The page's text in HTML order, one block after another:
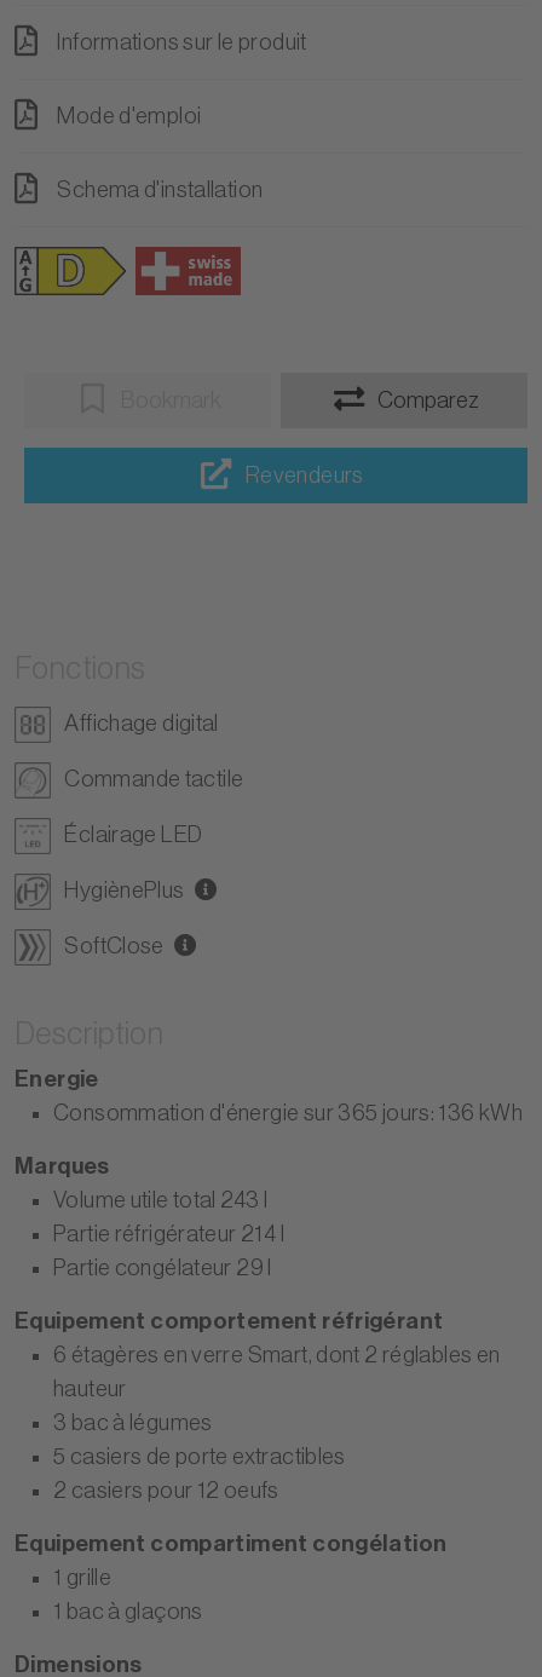
Informations sur le produit
Mode d'emploi
Schema d'installation
Comparez
Revendeurs
Affichage digital
Commande tactile
Éclairage LED
HygiènePlus
SoftClose
Energie
Consommation d'énergie sur 365 jours: 136 kWh
Marques
Volume utile total 243 I
Partie réfrigérateur 214 I
Partie congélateur 29 I
Equipement comportement réfrigérant
6 étagères en verre Smart, dont 2 réglables en
hauteur
3 bac à légumes
5 casiers de porte extractibles
2 casiers pour 12 oeufs
Equipement compartiment congélation
1 grille
1 bac à glaçons
Dimensions